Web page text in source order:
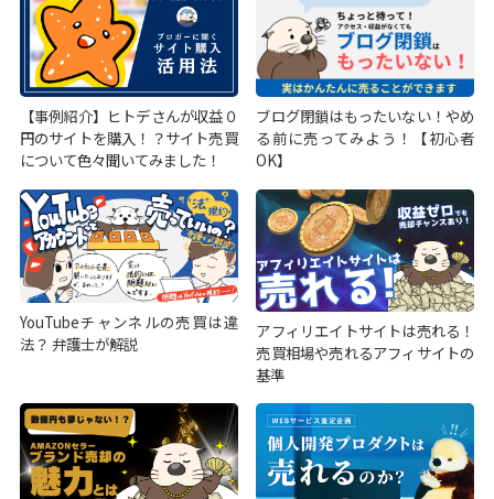
【事例紹介】ヒトデさんが収益０
円のサイトを購入！？サイト売買
について色々聞いてみました！
ブログ閉鎖はもったいない！やめ
る前に売ってみよう！【初心者
OK】
YouTubeチャンネルの売買は違
法？ 弁護士が解説
アフィリエイトサイトは売れる！
売買相場や売れるアフィサイトの
基準